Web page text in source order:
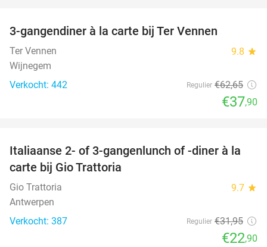
3-gangendiner à la carte bij Ter Vennen
Ter Vennen 9.8 star
Wijnegem
Verkocht: 442
Regulier €62,65
€37,90
28%
Italiaanse 2- of 3-gangenlunch of -diner à la
carte bij Gio Trattoria
Gio Trattoria 9.7 star
Antwerpen
Verkocht: 387
Regulier €31,95
€22,90